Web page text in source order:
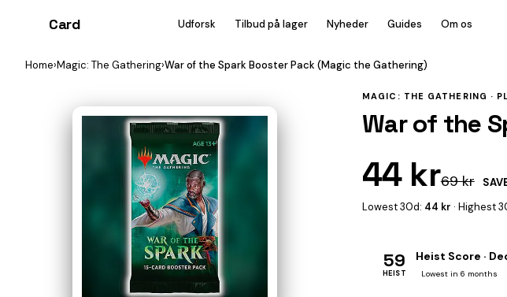
Card Udforsk Tilbud på lager Nyheder Guides Om os
Home›Magic: The Gathering›War of the Spark Booster Pack (Magic the Gathering)
MAGIC: THE GATHERING ·
War of the
44 kr69 kr
Lowest 30d: 44 kr · Highest
59
HEIST
Heist Score ·
Lowest in 6 months